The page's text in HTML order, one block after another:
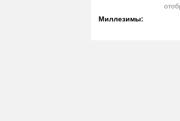
Миллезимы: